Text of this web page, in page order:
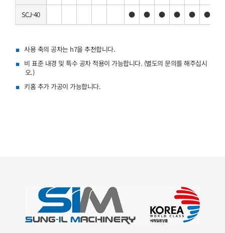
SCJ-40 ● ● ● ● ● ●
사용 축의 공차는 h7을 추천합니다.
비 표준 내경 및 특수 공차 적용이 가능합니다. (별도의 문의를 해주십시
오.)
키홈 추가 가공이 가능합니다.